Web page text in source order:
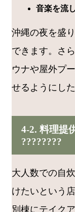
音楽を流
沖縄の夜を盛
できます。さ
ウナや屋外プ
せるようにし
4-2. 料理提
????️????
大人数での自
けたいという
別棟にテイク